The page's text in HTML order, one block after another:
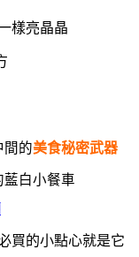
樣亮晶晶
間的美食秘密武器
藍白小餐車
買的小點心就是它